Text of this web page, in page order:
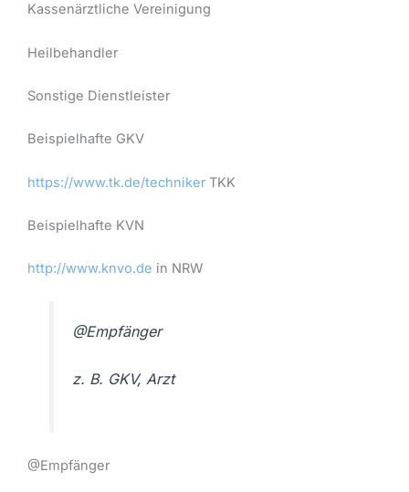
Kassenärztliche Vereinigung
Heilbehandler
Sonstige Dienstleister
Beispielhafte GKV
https://www.tk.de/techniker TKK
Beispielhafte KVN
http://www.knvo.de in NRW
@Empfänger
z. B. GKV, Arzt
@Empfänger